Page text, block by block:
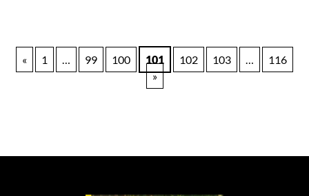
Paginación
« 1 … 99 100 101 102 103 …
116
»